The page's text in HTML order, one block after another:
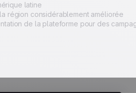
latine
région considérablement améliorée
de la plateforme pour des